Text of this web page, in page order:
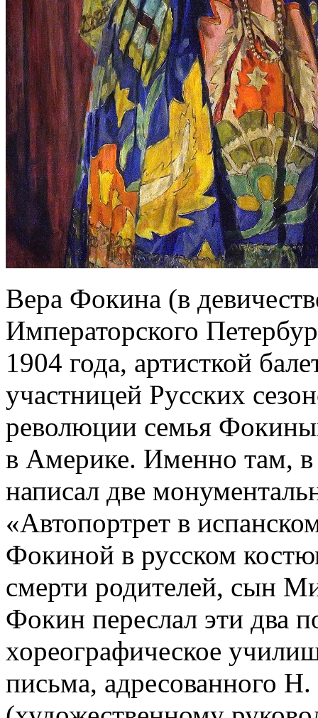
Вера Фокина (в
Императорского
1904 года, артисткой
участницей Русских
революции семья
в Америке. Именно там,
написал две
«Автопортрет в
Фокиной в русском
смерти родителей, сын
Фокин переслал эти два
хореографическое
письма, адресованного